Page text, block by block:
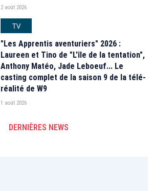
2 août 2026
TV
"Les Apprentis aventuriers" 2026 :
Laureen et Tino de "L'île de la tentation",
Anthony Matéo, Jade Leboeuf... Le
casting complet de la saison 9 de la télé-
réalité de W9
1 août 2026
DERNIÈRES NEWS